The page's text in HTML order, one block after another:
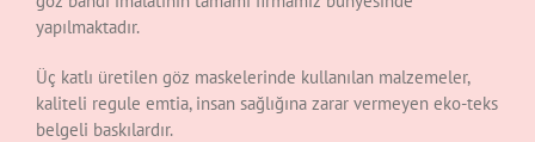
yapılmaktadır.
Üç katlı üretilen göz maskelerinde kullanılan malzemeler,
kaliteli regule emtia, insan sağlığına zarar vermeyen eko-teks
belgeli baskılardır.